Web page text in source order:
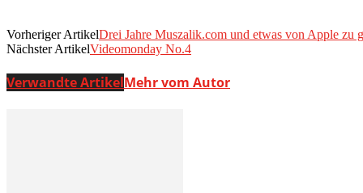
Vorheriger ArtikelDrei Jahre Muszalik.com und etwas von Apple zu
Nächster ArtikelVideomonday No.4
Verwandte ArtikelMehr vom Autor